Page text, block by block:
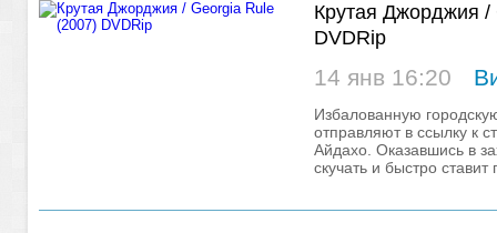
Крутая Джорджия /
DVDRip
14 янв 16:20
Избалованную
отправляют в ссылку к
Айдахо. Оказавшись в
скучать и быстро